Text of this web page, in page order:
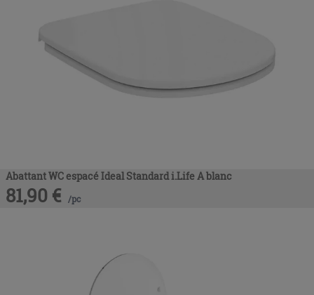
Abattant WC espacé Ideal Standard i.Life A blanc
81,90 € /pc